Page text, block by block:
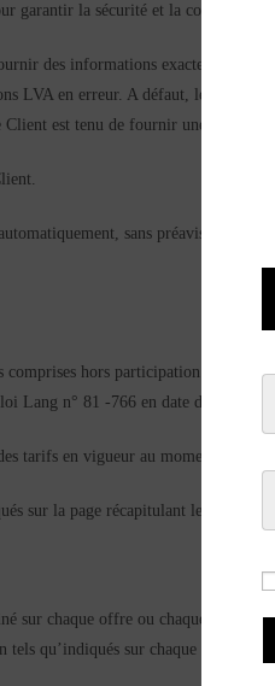
garantir la sécurité et la
des informations exactes, à jour,
LVA en erreur. A défaut, les
est tenu de fournir une adresse
sans préavis, ni
comprises hors participation aux
Lang n° 81 -766 en date du 10 août
tarifs en vigueur au moment de
sur la page récapitulant le contenu
sur chaque offre ou chaque produit
qu’indiqués sur chaque offre.